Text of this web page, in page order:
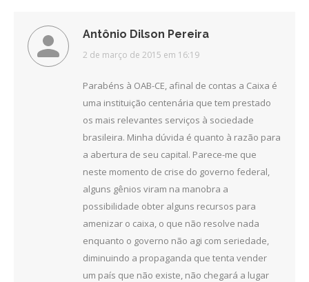
Antônio Dilson Pereira
disse:
2 de março de 2015 em 16:19
Parabéns à OAB-CE, afinal de contas a Caixa é
uma instituição centenária que tem prestado
os mais relevantes serviços à sociedade
brasileira. Minha dúvida é quanto à razão para
a abertura de seu capital. Parece-me que
neste momento de crise do governo federal,
alguns gênios viram na manobra a
possibilidade obter alguns recursos para
amenizar o caixa, o que não resolve nada
enquanto o governo não agi com seriedade,
diminuindo a propaganda que tenta vender
um país que não existe, não chegará a lugar